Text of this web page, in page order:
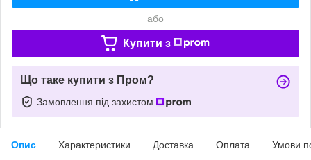
або
Купити з
Що таке купити з Пром?
Замовлення під захистом
Опис Характеристики Доставка Оплата Умови